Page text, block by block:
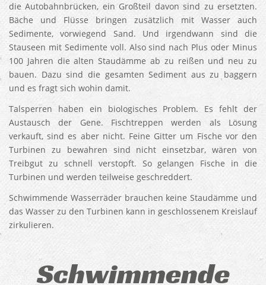
die Autobahnbrücken, ein Großteil davon sind zu ersetzten.
Bäche und Flüsse bringen zusätzlich mit Wasser auch
Sedimente, vorwiegend Sand. Und irgendwann sind die
Stauseen mit Sedimente voll. Also sind nach Plus oder Minus
100 Jahren die alten Staudämme ab zu reißen und neu zu
bauen. Dazu sind die gesamten Sediment aus zu baggern
und es fragt sich wohin damit.
Talsperren haben ein biologisches Problem. Es fehlt der
Austausch der Gene. Fischtreppen werden als Lösung
verkauft, sind es aber nicht. Feine Gitter um Fische vor den
Turbinen zu bewahren sind nicht einsetzbar, wären von
Treibgut zu schnell verstopft. So gelangen Fische in die
Turbinen und werden teilweise geschreddert.
Schwimmende Wasserräder brauchen keine Staudämme und
das Wasser zu den Turbinen kann in geschlossenem Kreislauf
zirkulieren.
Schwimmende